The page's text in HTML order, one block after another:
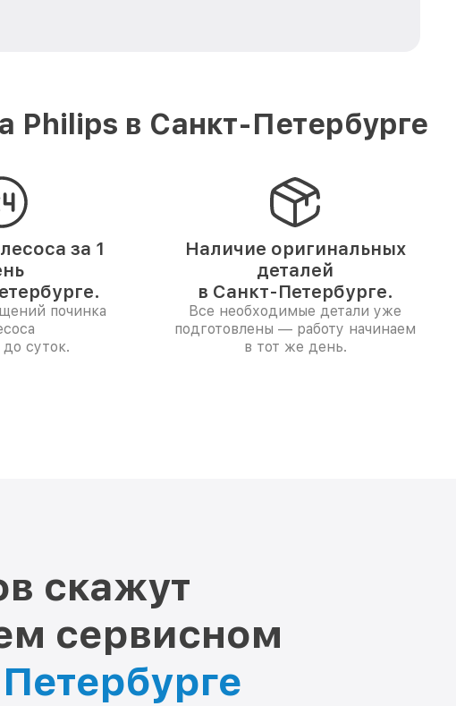
Philips в Санкт-Петербурге
за 1
починка
суток.
Наличие оригинальных
деталей
в Санкт-Петербурге.
Все необходимые детали уже
подготовлены — работу начинаем
в тот же день.
скажут
сервисном